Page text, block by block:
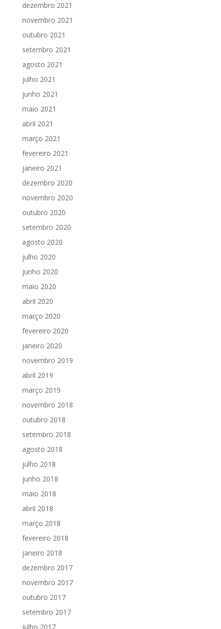
dezembro 2021
novembro 2021
outubro 2021
setembro 2021
agosto 2021
julho 2021
junho 2021
maio 2021
abril 2021
março 2021
fevereiro 2021
janeiro 2021
dezembro 2020
novembro 2020
outubro 2020
setembro 2020
agosto 2020
julho 2020
junho 2020
maio 2020
abril 2020
março 2020
fevereiro 2020
janeiro 2020
novembro 2019
abril 2019
março 2019
novembro 2018
outubro 2018
setembro 2018
agosto 2018
julho 2018
junho 2018
maio 2018
abril 2018
março 2018
fevereiro 2018
janeiro 2018
dezembro 2017
novembro 2017
outubro 2017
setembro 2017
julho 2017